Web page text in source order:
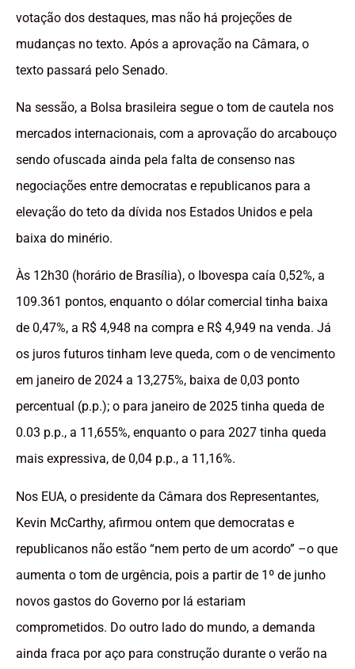
votação dos destaques, mas não há projeções de
mudanças no texto. Após a aprovação na Câmara, o
texto passará pelo Senado.
Na sessão, a Bolsa brasileira segue o tom de cautela nos
mercados internacionais, com a aprovação do arcabouço
sendo ofuscada ainda pela falta de consenso nas
negociações entre democratas e republicanos para a
elevação do teto da dívida nos Estados Unidos e pela
baixa do minério.
Às 12h30 (horário de Brasília), o Ibovespa caía 0,52%, a
109.361 pontos, enquanto o dólar comercial tinha baixa
de 0,47%, a R$ 4,948 na compra e R$ 4,949 na venda. Já
os juros futuros tinham leve queda, com o de vencimento
em janeiro de 2024 a 13,275%, baixa de 0,03 ponto
percentual (p.p.); o para janeiro de 2025 tinha queda de
0.03 p.p., a 11,655%, enquanto o para 2027 tinha queda
mais expressiva, de 0,04 p.p., a 11,16%.
Nos EUA, o presidente da Câmara dos Representantes,
Kevin McCarthy, afirmou ontem que democratas e
republicanos não estão “nem perto de um acordo” –o que
aumenta o tom de urgência, pois a partir de 1º de junho
novos gastos do Governo por lá estariam
comprometidos. Do outro lado do mundo, a demanda
ainda fraca por aço para construção durante o verão na